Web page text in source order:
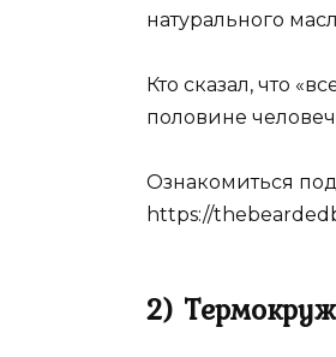
натурального
Кто сказал, что
половине
Ознакомиться
https://
2)